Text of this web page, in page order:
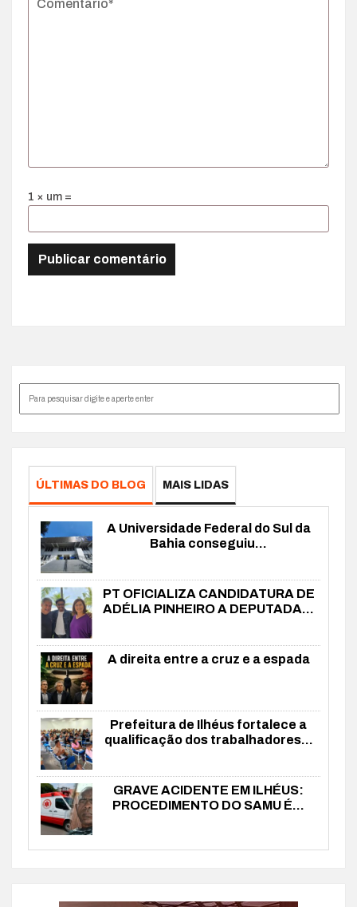
1 × um =
ÚLTIMAS DO BLOG MAIS LIDAS
A Universidade Federal do Sul da
Bahia conseguiu...
PT OFICIALIZA CANDIDATURA DE
ADÉLIA PINHEIRO A DEPUTADA...
A direita entre a cruz e a espada
Prefeitura de Ilhéus fortalece a
qualificação dos trabalhadores...
GRAVE ACIDENTE EM ILHÉUS:
PROCEDIMENTO DO SAMU É...